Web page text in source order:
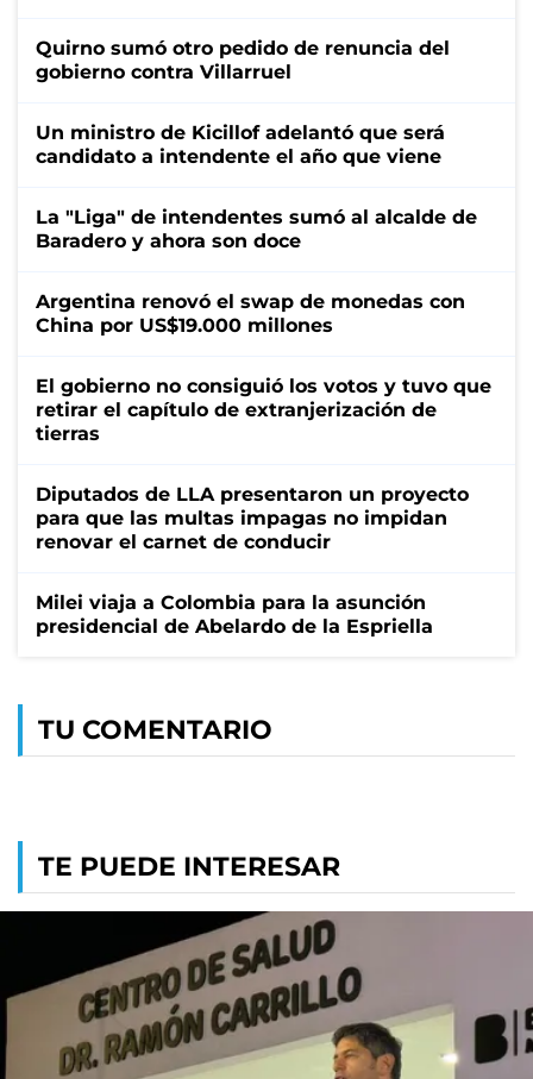
Quirno sumó otro pedido de renuncia del
gobierno contra Villarruel
Un ministro de Kicillof adelantó que será
candidato a intendente el año que viene
La "Liga" de intendentes sumó al alcalde de
Baradero y ahora son doce
Argentina renovó el swap de monedas con
China por US$19.000 millones
El gobierno no consiguió los votos y tuvo que
retirar el capítulo de extranjerización de
tierras
Diputados de LLA presentaron un proyecto
para que las multas impagas no impidan
renovar el carnet de conducir
Milei viaja a Colombia para la asunción
presidencial de Abelardo de la Espriella
TU COMENTARIO
TE PUEDE INTERESAR